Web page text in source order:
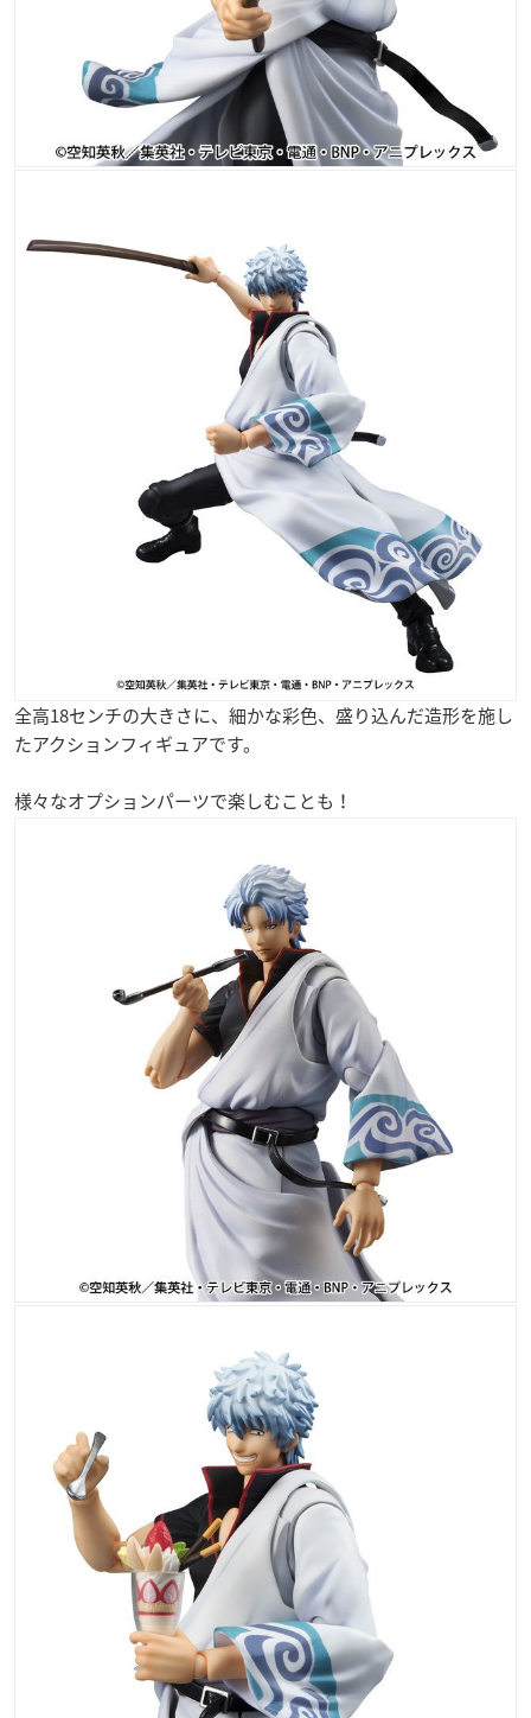
全高18センチの大きさに、細かな彩色、盛り込んだ造形を施し
たアクションフィギュアです。
様々なオプションパーツで楽しむことも！